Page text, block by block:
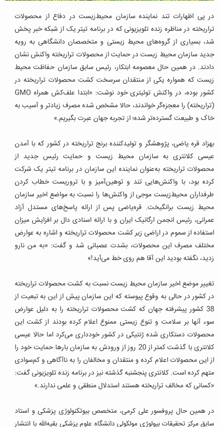
در پی اظهارات تند نماینده سازمان محیط‌زیست در دفاع از محصولات
تراریخته در مناظره زنده تلویزیونی که در برنامه تیتر یک از شبکه خبر پخش
شد، بسیاری از گروه‌های محیط‌ زیستی و متخصصان دانشگاهی به رویه
جدید سازمان محیط زیست در حمایت از محصولات تراریخته واکنش نشان
دادند. در همین حال معصومه ابتکار، رئیس سابق سازمان حفاظت محیط
زیست که همواره یکی از منتقدان سرسخت کشت محصولات تراریخته در
کشور بوده، در واکنش توئیتری خود نوشت: «ابتدا علف‌کش همراه GMO
(تراریخته) را معجزه‌گر خواندند، حالا مشخص شده مصرف زیادتر و آسیب به
خاک و طبیعت گسترده‌تر شده؛ از تجربه جهان عبرت بگیریم.»
بهزاد قره یاضی، پژوهشگر و تولید‌کننده برنج تراریخته در کشور که با آمدن
عیسی کلانتری به سازمان محیط زیست و حمایت رئیس جدید از
محصولات تراریخته به‌عنوان نماینده این سازمان در برنامه تیتر یک شرکت
کرده بود، با واکنش‌هایی تند و توهین‌آمیز و با تروریست خطاب کردن
طرفداران محیط‌زیست موجی از واکنش‌ها را نسبت به مواضع اخیر سازمان
محیط زیست برانگیخت. قره‌یاضی پس از ارائه پاسخ‌های مستدل آزاد
عمرانی، رئیس انجمن ارگانیک ایران و با ارائه اسنادی دال بر افزایش میزان
استفاده از سموم در اراضی زیر کشت محصولات تراریخته و اشاره به عوارض
مختلف مصرف این محصولات، بشدت عصبانی شد و گفت: «به من نارو
زدید، نگفته بودید این آقا هم روی خط می‌آید!»
تغییر موضع اخیر سازمان محیط زیست نسبت به کشت محصولات تراریخته
در کشور در حالی به وقوع پیوسته که این سازمان پیش از این به تبعیت از
38 کشور پیشرفته جهان که کشت محصولات تراریخته را به دلیل عوارض
سوء آنها بر سلامت و تنوع زیستی ممنوع اعلام کرده بودند از کشت این
محصولات دستکاری شده ژنتیکی در کشور خودداری می‌کرد اما حالا عیسی
کلانتری با گذشت کمتر از 20 روز از ورودش به سازمان بارها حمایت خود را
از این محصولات اعلام کرده و منتقدان و مخالفان را به ناآگاهی و کم‌سوادی
متهم کرده است. کلانتری پنجشنبه گذشته نیز در برنامه زنده تلویزیونی گفت:
«کسانی که مخالف تراریخته هستند استدلال منطقی و علمی ندارند.»
در همین حال پروفسور علی کرمی، متخصص بیوتکنولوژی پزشکی و استاد
سابق مرکز تحقیقات بیولوژی مولکولی دانشگاه علوم پزشکی بقیه‌الله با انتشار